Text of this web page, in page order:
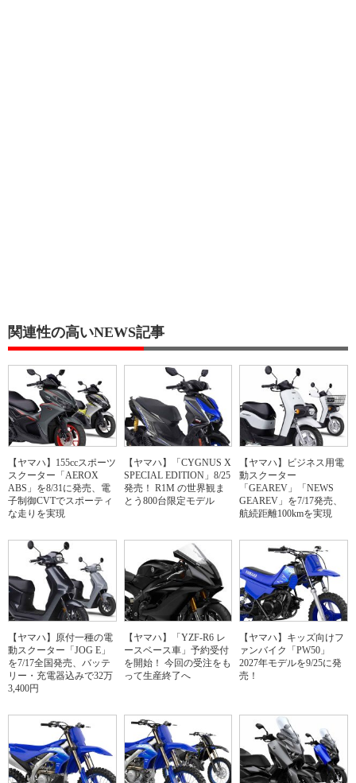
関連性の高いNEWS記事
【ヤマハ】155ccスポーツ
スクーター「AEROX
ABS」を8/31に発売、電
子制御CVTでスポーティ
な走りを実現
【ヤマハ】「CYGNUS X
SPECIAL EDITION」8/25
発売！ R1M の世界観ま
とう800台限定モデル
【ヤマハ】ビジネス用電
動スクーター
「GEAREV」「NEWS
GEAREV」を7/17発売、
航続距離100kmを実現
【ヤマハ】原付一種の電
動スクーター「JOG E」
を7/17全国発売、バッテ
リー・充電器込みで32万
3,400円
【ヤマハ】「YZF-R6 レ
ースベース車」予約受付
を開始！ 今回の受注をも
って生産終了へ
【ヤマハ】キッズ向けフ
ァンバイク「PW50」
2027年モデルを9/25に発
売！